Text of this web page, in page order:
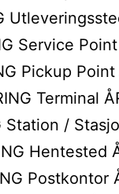
Service
Pickup Point
Terminal
Station /
Hentested
Postkontor